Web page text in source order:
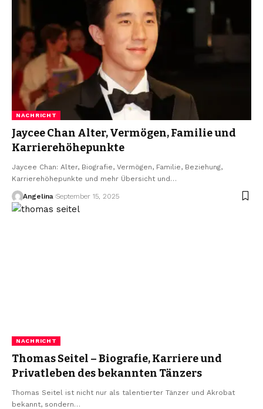
NACHRICHT
Jaycee Chan Alter, Vermögen, Familie und
Karrierehöhepunkte
Jaycee Chan: Alter, Biografie, Vermögen, Familie, Beziehung,
Karrierehöhepunkte und mehr Übersicht und…
Angelina September 15, 2025
NACHRICHT
Thomas Seitel – Biografie, Karriere und
Privatleben des bekannten Tänzers
Thomas Seitel ist nicht nur als talentierter Tänzer und Akrobat
bekannt, sondern…